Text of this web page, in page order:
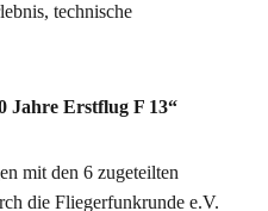
technische
Jahre Erstflug F 13“
mit den 6 zugeteilten
die Fliegerfunkrunde e.V.